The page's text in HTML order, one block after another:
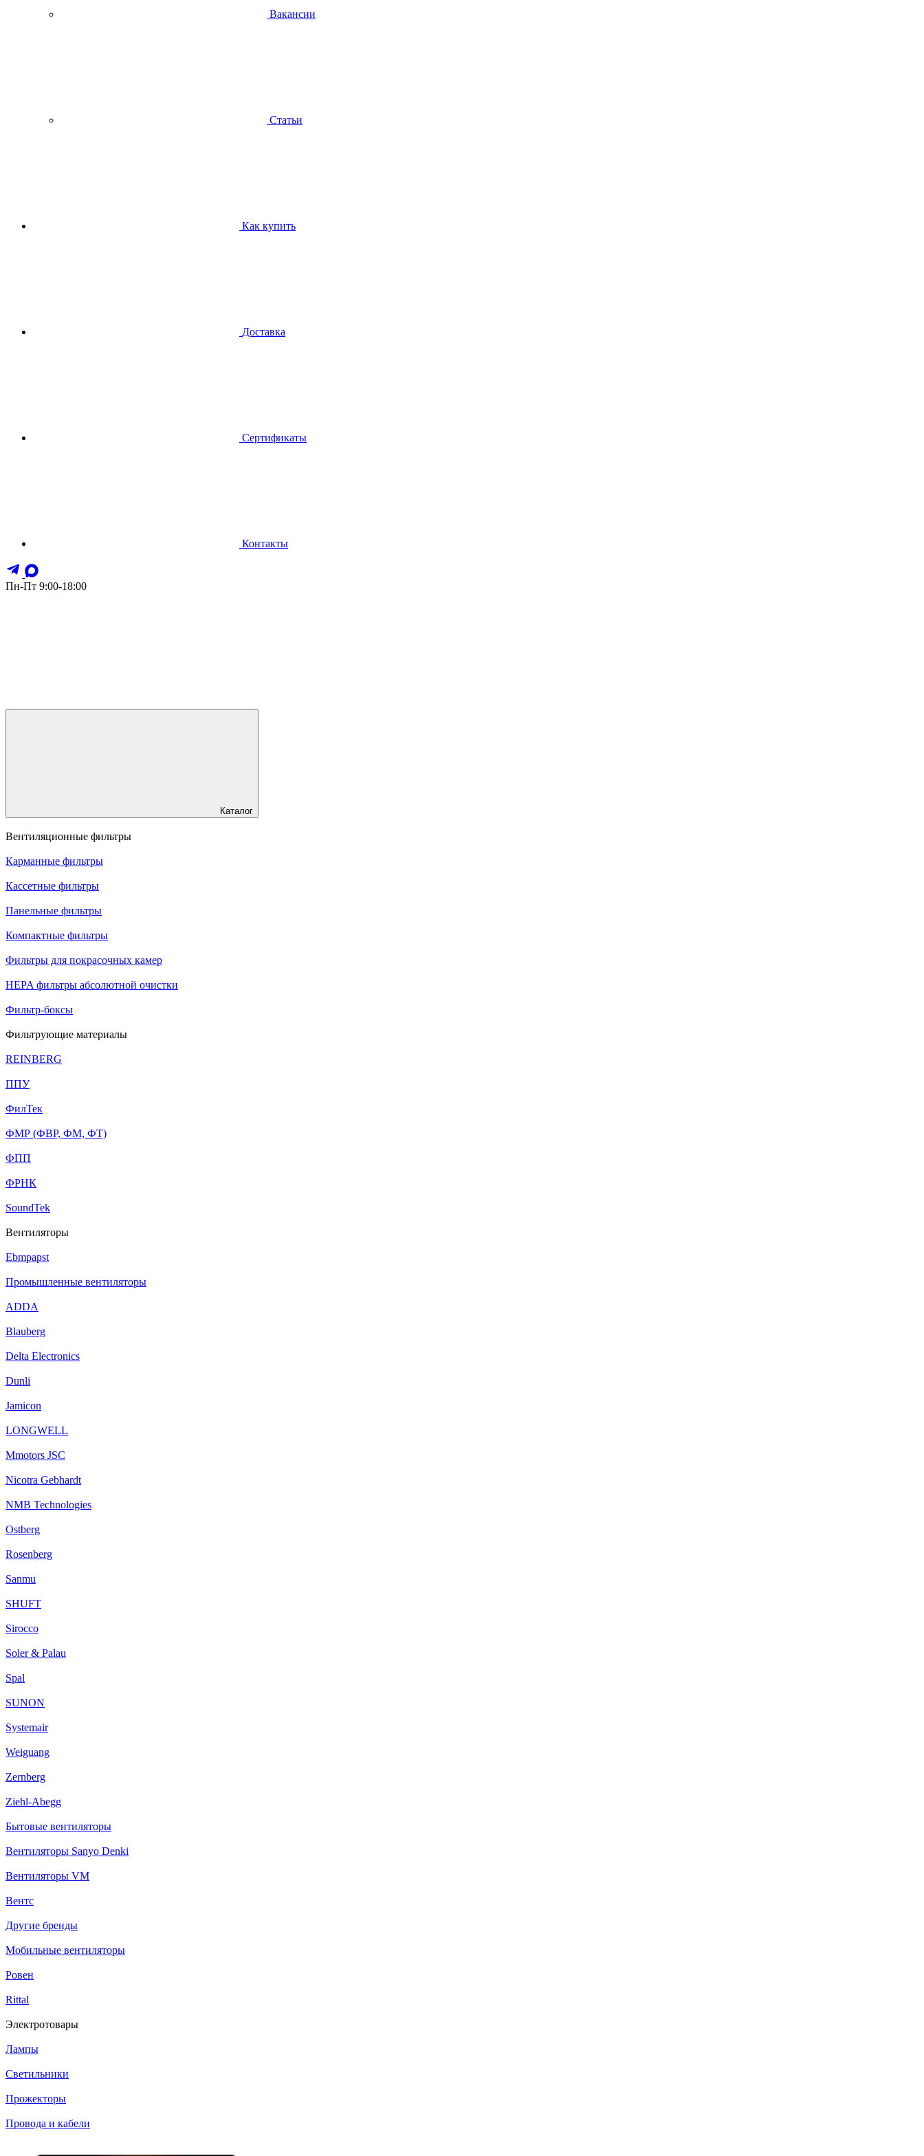
Вакансии
Статьи
Как купить
Доставка
Сертификаты
Контакты
Пн-Пт 9:00-18:00
Каталог
Вентиляционные фильтры
Карманные фильтры
Кассетные фильтры
Панельные фильтры
Компактные фильтры
Фильтры для покрасочных камер
HEPA фильтры абсолютной очистки
Фильтр-боксы
Фильтрующие материалы
REINBERG
ППУ
ФилТек
ФМР (ФВР, ФМ, ФТ)
ФПП
ФРНК
SoundTek
Вентиляторы
Ebmpapst
Промышленные вентиляторы
ADDA
Blauberg
Delta Electronics
Dunli
Jamicon
LONGWELL
Mmotors JSC
Nicotra Gebhardt
NMB Technologies
Ostberg
Rosenberg
Sanmu
SHUFT
Sirocco
Soler & Palau
Spal
SUNON
Systemair
Weiguang
Zernberg
Ziehl-Abegg
Бытовые вентиляторы
Вентиляторы Sanyo Denki
Вентиляторы VM
Вентс
Другие бренды
Мобильные вентиляторы
Ровен
Rittal
Электротовары
Лампы
Светильники
Прожекторы
Провода и кабели